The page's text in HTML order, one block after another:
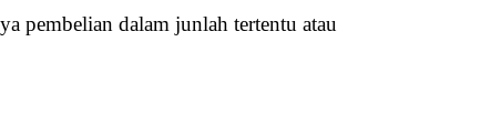
pembelian dalam junlah tertentu atau